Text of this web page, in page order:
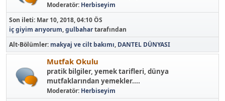
Moderatör: Herbiseyim
Son ileti: Mar 10, 2018, 04:10 ÖS
iç giyim arıyorum,gulbahartarafından
Alt-Bölümler makyaj ve cilt bakımı DANTEL DÜNYASI
Mutfak Okulu
pratik bilgiler, yemek tarifleri, dünya
mutfaklarından yemekler....
Moderatör: Herbiseyim